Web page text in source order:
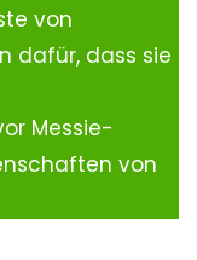
von
dafür, dass sie
Messie-
von